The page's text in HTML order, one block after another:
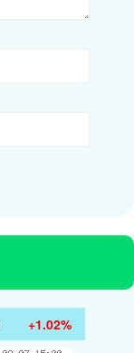
+1.02%